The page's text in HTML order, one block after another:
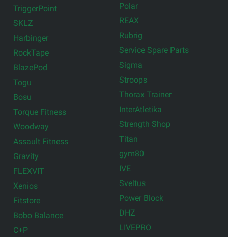
TriggerPoint
SKLZ
Harbinger
RockTape
BlazePod
Togu
Bosu
Torque Fitness
Woodway
Assault Fitness
Gravity
FLEXVIT
Xenios
Fitstore
Bobo Balance
C+P
Polar
REAX
Rubrig
Service Spare Parts
Sigma
Stroops
Thorax Trainer
InterAtletika
Strength Shop
Titan
gym80
IVE
Sveltus
Power Block
DHZ
LIVEPRO